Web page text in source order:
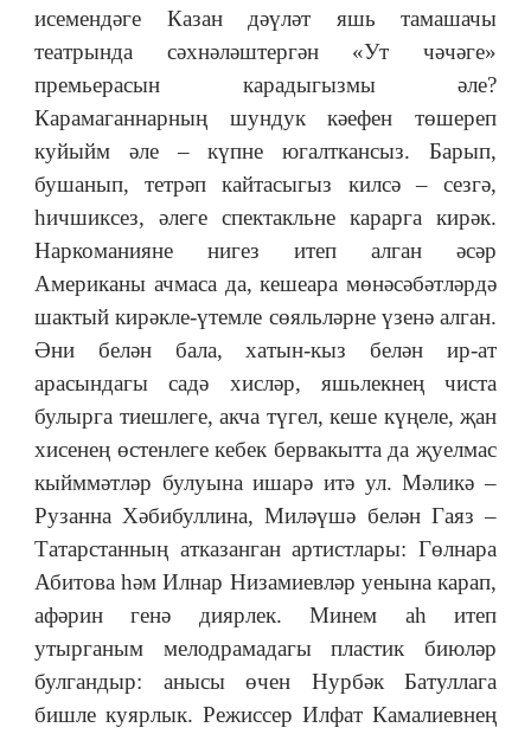
исемендәге Казан дәүләт яшь тамашачы
театрында сәхнәләштергән «Ут чәчәге»
премьерасын карадыгызмы әле?
Карамаганнарның шундук кәефен төшереп
куйыйм әле ‒ күпне югалткансыз. Барып,
бушанып, тетрәп кайтасыгыз килсә‒сезгә,
һичшиксез, әлеге спектакльне карарга кирәк.
Наркоманияне нигез итеп алган әсәр
Американы ачмаса да, кешеара мөнәсәбәтләрдә
шактый кирәкле-үтемле сөяльләрне үзенә алган.
Әни белән бала, хатын-кыз белән ир-ат
арасындагы садә хисләр, яшьлекнең чиста
булырга тиешлеге, акча түгел, кеше күңеле, җан
хисенең өстенлеге кебек бервакытта да җуелмас
кыйммәтләр булуына ишарә итә ул. Мәликә ‒
Рузанна Хәбибуллина, Миләүшә белән Гаяз ‒
Татарстанның атказанган артистлары: Гөлнара
Абитова һәм Илнар Низамиевләр уенына карап,
афәрин генә диярлек. Минем аһ итеп
утырганым мелодрамадагы пластик биюләр
булгандыр: анысы өчен Нурбәк Батуллага
бишле куярлык. Режиссер Илфат Камалиевнең